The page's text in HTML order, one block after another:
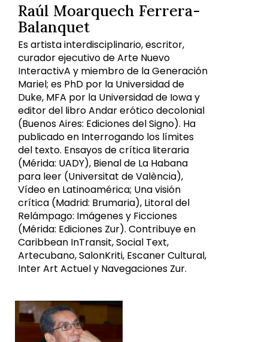
Raúl Moarquech Ferrera-
Balanquet
Es artista interdisciplinario, escritor,
curador ejecutivo de Arte Nuevo
InteractivA y miembro de la Generación
Mariel; es PhD por la Universidad de
Duke, MFA por la Universidad de Iowa y
editor del libro Andar erótico decolonial
(Buenos Aires: Ediciones del Signo). Ha
publicado en Interrogando los límites
del texto. Ensayos de crítica literaria
(Mérida: UADY), Bienal de La Habana
para leer (Universitat de València),
Vídeo en Latinoamérica; Una visión
crítica (Madrid: Brumaria), Litoral del
Relámpago: Imágenes y Ficciones
(Mérida: Ediciones Zur). Contribuye en
Caribbean InTransit, Social Text,
Artecubano, SalonKriti, Escaner Cultural,
Inter Art Actuel y Navegaciones Zur.